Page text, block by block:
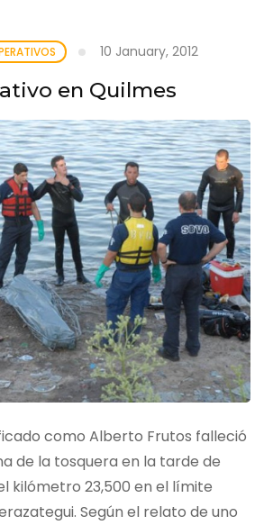
10 January, 2012
en Quilmes
como Alberto Frutos falleció
de la tosquera en la tarde de
kilómetro 23,500 en el límite
Según el relato de uno